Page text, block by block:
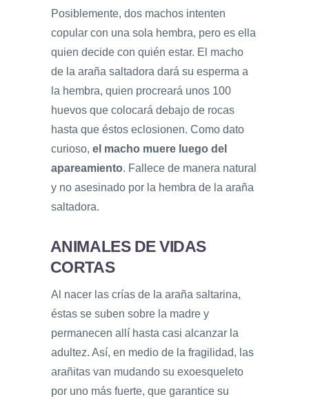
Posiblemente, dos machos intenten
copular con una sola hembra, pero es ella
quien decide con quién estar. El macho
de la araña saltadora dará su esperma a
la hembra, quien procreará unos 100
huevos que colocará debajo de rocas
hasta que éstos eclosionen. Como dato
curioso, el macho muere luego del
apareamiento. Fallece de manera natural
y no asesinado por la hembra de la araña
saltadora.
ANIMALES DE VIDAS
CORTAS
Al nacer las crías de la araña saltarina,
éstas se suben sobre la madre y
permanecen allí hasta casi alcanzar la
adultez. Así, en medio de la fragilidad, las
arañitas van mudando su exoesqueleto
por uno más fuerte, que garantice su